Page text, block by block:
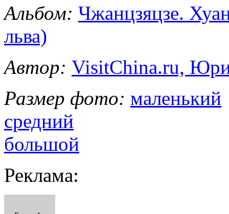
Альбом: Чжанцзяцзе.
льва)
Автор: VisitChina.ru,
Размер фото: маленький
средний
большой
Реклама: